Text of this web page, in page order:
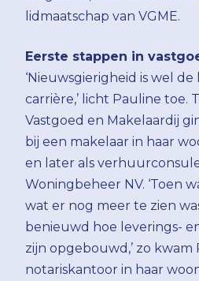
lidmaatschap van VGME.
Eerste stappen in
‘Nieuwsgierigheid is wel
carrière,’ licht Pauline toe.
Vastgoed en Makelaardij
bij een makelaar in haar
en later als
Woningbeheer NV. ‘Toen
wat er nog meer te zien
benieuwd hoe leverings-
zijn opgebouwd,’ zo kwam
notariskantoor in haar